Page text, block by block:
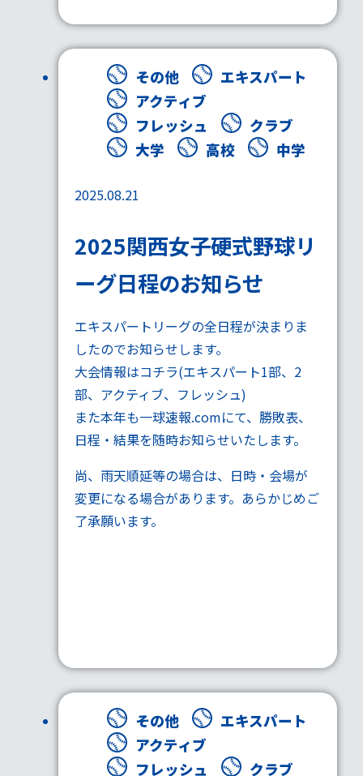
その他
エキスパート
アクティブ
フレッシュ
クラブ
大学
高校 中学
2025.08.21
2025関西女子硬式野球リ
ーグ日程のお知らせ
エキスパートリーグの全日程が決まりま
したのでお知らせします。
大会情報はコチラ(エキスパート1部、 2
部、 アクティブ、 フレッシュ)
また本年も一球速報.comにて、勝敗表、
日程・結果を随時お知らせいたします。
尚、雨天順延等の場合は、日時・会場が
変更になる場合があります。あらかじめご
了承願います。
その他
エキスパート
アクティブ
フレッシュ
クラブ